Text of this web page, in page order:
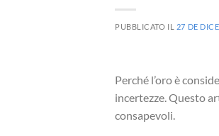
PUBBLICATO IL 27 DE
Perché l’oro è
incertezze. Questo
consapevoli.